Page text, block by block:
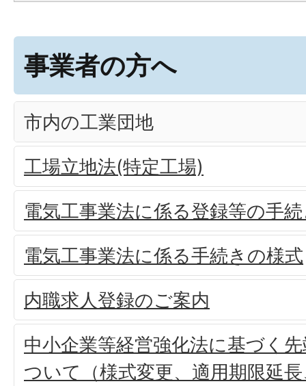
事業者の方へ
市内の工業団地
工場立地法(特定工場)
電気工事業法に係る登録等の手
電気工事業法に係る手続きの様式
内職求人登録のご案内
中小企業等経営強化法に基づく
ついて（様式変更、適用期限延